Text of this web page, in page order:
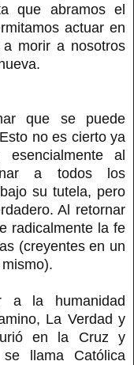
que abramos el
actuar en
morir a nosotros
que se puede
no es cierto ya
al
a todos los
su tutela, pero
Al retornar
radicalmente la fe
(creyentes en un
a la humanidad
La Verdad y
en la Cruz y
llama Católica